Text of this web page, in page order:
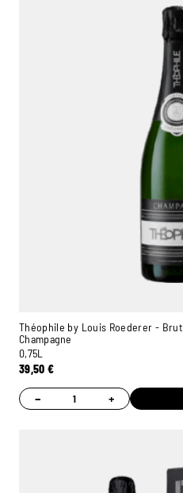
Théophile by Louis Roederer - Brut
Champagne
0,75L
39,50€
− +